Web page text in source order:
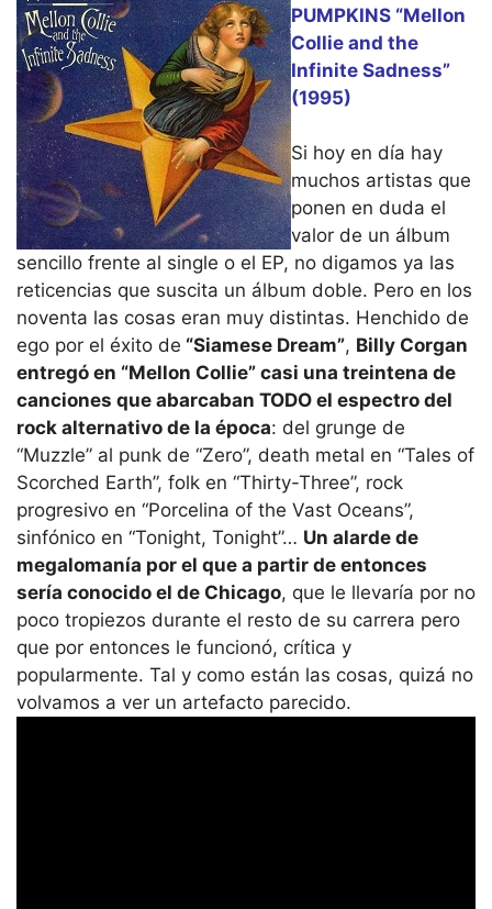
PUMPKINS “Mellon
Collie and the
Infinite Sadness”
(1995)
Si hoy en día hay
muchos artistas que
ponen en duda el
valor de un álbum
sencillo frente al single o el EP, no digamos ya las
reticencias que suscita un álbum doble. Pero en los
noventa las cosas eran muy distintas. Henchido de
ego por el éxito de “Siamese Dream”, Billy Corgan
entregó en “Mellon Collie” casi una treintena de
canciones que abarcaban TODO el espectro del
rock alternativo de la época: del grunge de
“Muzzle” al punk de “Zero”, death metal en “Tales of
Scorched Earth”, folk en “Thirty-Three”, rock
progresivo en “Porcelina of the Vast Oceans”,
sinfónico en “Tonight, Tonight”… Un alarde de
megalomanía por el que a partir de entonces
sería conocido el de Chicago, que le llevaría por no
poco tropiezos durante el resto de su carrera pero
que por entonces le funcionó, crítica y
popularmente. Tal y como están las cosas, quizá no
volvamos a ver un artefacto parecido.